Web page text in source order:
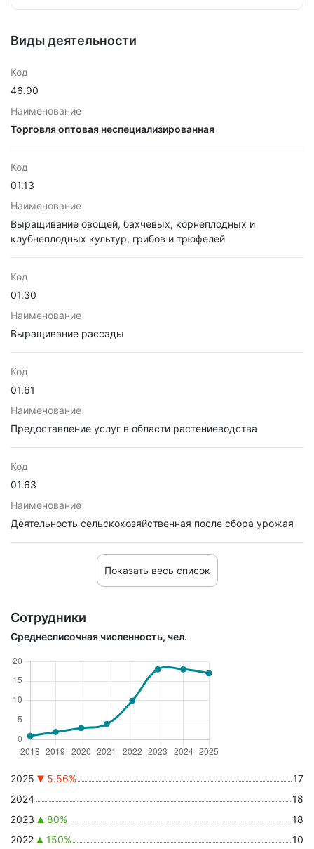
Виды деятельности
Код
46.90
Наименование
Торговля оптовая неспециализированная
Код
01.13
Наименование
Выращивание овощей, бахчевых, корнеплодных и
клубнеплодных культур, грибов и трюфелей
Код
01.30
Наименование
Выращивание рассады
Код
01.61
Наименование
Предоставление услуг в области растениеводства
Код
01.63
Наименование
Деятельность сельскохозяйственная после сбора урожая
Показать весь список
Сотрудники
Среднесписочная численность, чел.
2025 5.56%
17
2024
18
2023
80%
18
2022
150% 10